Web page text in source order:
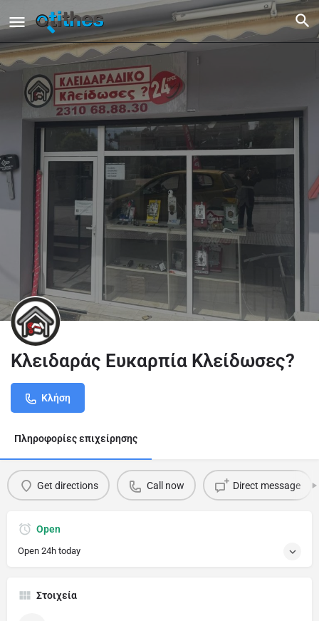
Κλειδαράς Ευκαρπία Κλείδωσες?
Κλήση
Πληροφορίες επιχείρησης
Get directions Call now Direct message
Open
Open 24h today
Στοιχεία